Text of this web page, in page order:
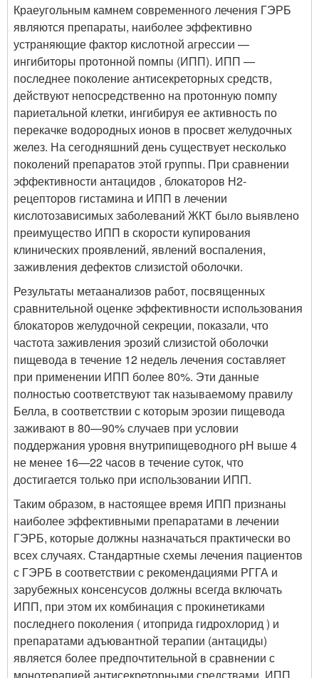
Краеугольным камнем современного лечения ГЭРБ
являются препараты, наиболее эффективно
устраняющие фактор кислотной агрессии —
ингибиторы протонной помпы (ИПП). ИПП —
последнее поколение антисекреторных средств,
действуют непосредственно на протонную помпу
париетальной клетки, ингибируя ее активность по
перекачке водородных ионов в просвет желудочных
желез. На сегодняшний день существует несколько
поколений препаратов этой группы. При сравнении
эффективности антацидов , блокаторов Н2-
рецепторов гистамина и ИПП в лечении
кислотозависимых заболеваний ЖКТ было выявлено
преимущество ИПП в скорости купирования
клинических проявлений, явлений воспаления,
заживления дефектов слизистой оболочки.
Результаты метаанализов работ, посвященных
сравнительной оценке эффективности использования
блокаторов желудочной секреции, показали, что
частота заживления эрозий слизистой оболочки
пищевода в течение 12 недель лечения составляет
при применении ИПП более 80%. Эти данные
полностью соответствуют так называемому правилу
Белла, в соответствии с которым эрозии пищевода
заживают в 80—90% случаев при условии
поддержания уровня внутрипищеводного рН выше 4
не менее 16—22 часов в течение суток, что
достигается только при использовании ИПП.
Таким образом, в настоящее время ИПП признаны
наиболее эффективными препаратами в лечении
ГЭРБ, которые должны назначаться практически во
всех случаях. Стандартные схемы лечения пациентов
с ГЭРБ в соответствии с рекомендациями РГГА и
зарубежных консенсусов должны всегда включать
ИПП, при этом их комбинация с прокинетиками
последнего поколения ( итоприда гидрохлорид ) и
препаратами адъювантной терапии (антациды)
является более предпочтительной в сравнении с
монотерапией антисекреторными средствами. ИПП